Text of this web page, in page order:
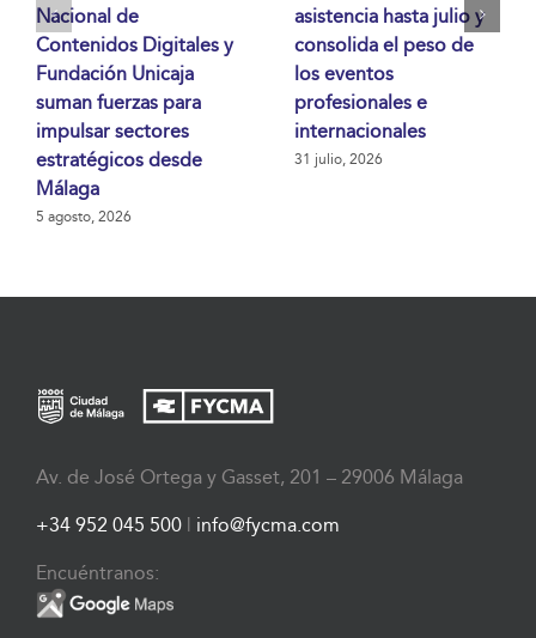
Nacional de
Contenidos Digitales y
Fundación Unicaja
suman fuerzas para
impulsar sectores
estratégicos desde
Málaga
5 agosto, 2026
asistencia hasta julio y
consolida el peso de
los eventos
profesionales e
internacionales
31 julio, 2026
Av. de José Ortega y Gasset, 201 – 29006 Málaga
+34 952 045 500 | info@fycma.com
Encuéntranos: